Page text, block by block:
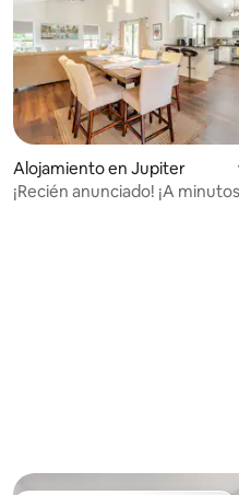
promedio: 5 de 5, 43 reseñas
Alojamiento en Jupiter
¡Recién anunciado! ¡A